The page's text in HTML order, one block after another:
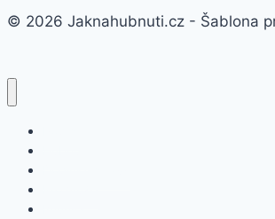
© 2026 Jaknahubnuti.cz - Šablona